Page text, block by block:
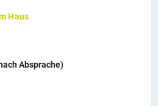
Haus
Absprache)